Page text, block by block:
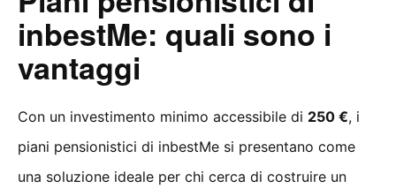
inbestMe: quali sono i
vantaggi
Con un investimento minimo accessibile di 250 €, i
piani pensionistici di inbestMe si presentano come
una soluzione ideale per chi cerca di costruire un